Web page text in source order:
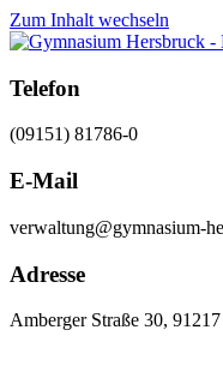
Zum Inhalt wechseln
Telefon
(09151) 81786-0
E-Mail
verwaltung@gymnasium-
Adresse
Amberger Straße 30,